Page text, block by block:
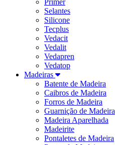
Selantes
Silicone
Tecplus
Vedacit
Vedalit
Vedapren
Vedatop
Madeiras
Batente de Madeira
Caibros de Madeira
Forros de Madeira
Guarnição de Madeira
Madeira Aparelhada
Madeirite
Pontaletes de Madeira